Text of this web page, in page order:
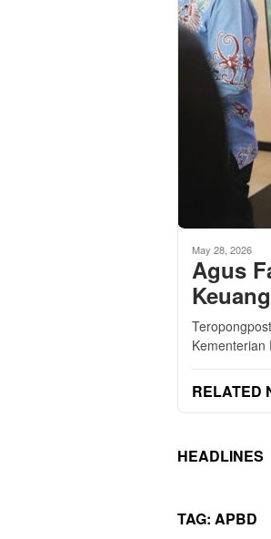
May 28, 2026
Agus
RELATED
HEADLINES
TAG: APBD